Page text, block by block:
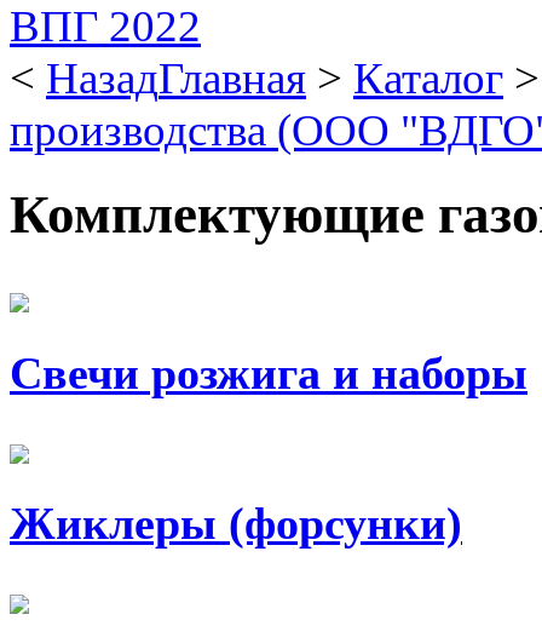
< НазадГлавная > Каталог
производства (ООО
Комплектующие
Свечи розжига и наборы
Жиклеры (форсунки)